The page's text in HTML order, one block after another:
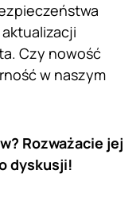
Czy nowość
w naszym
Rozważacie jej
dyskusji!